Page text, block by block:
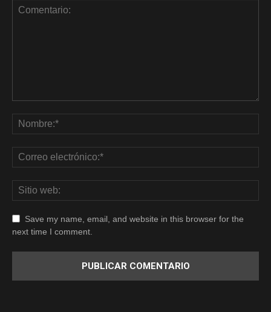
Save my name, email, and website in this browser for the
next time I comment.